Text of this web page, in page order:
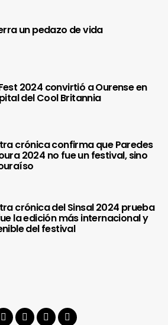
un pedazo de vida
2024 convirtió a Ourense en
del Cool Britannia
crónica confirma que Paredes
2024 no fue un festival, sino
crónica del Sinsal 2024 prueba
la edición más internacional y
del festival